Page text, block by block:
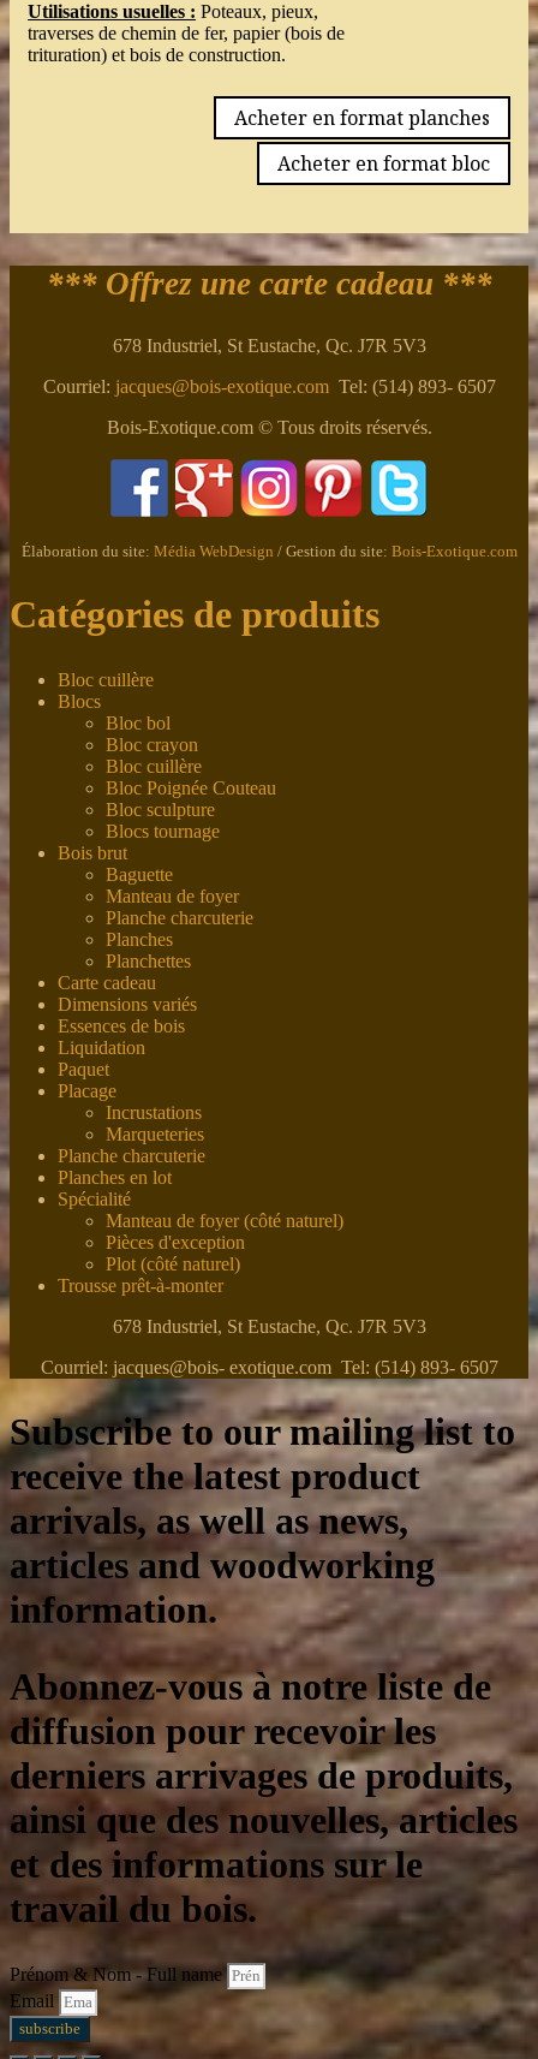
Utilisations usuelles : Poteaux, pieux,
traverses de chemin de fer, papier (bois de
trituration) et bois de construction.
Acheter en format planches
Acheter en format bloc
*** Offrez une carte cadeau ***
678 Industriel, St Eustache, Qc. J7R 5V3
Courriel: jacques@bois-exotique.comTel: (514) 893- 6507
Bois-Exotique.com © Tous droits réservés.
Élaboration du site: Média WebDesign / Gestion du site: Bois-Exotique.com
Catégories de produits
Bloc cuillère
Blocs
Bloc bol
Bloc crayon
Bloc cuillère
Bloc Poignée Couteau
Bloc sculpture
Blocs tournage
Bois brut
Baguette
Manteau de foyer
Planche charcuterie
Planches
Planchettes
Carte cadeau
Dimensions variés
Essences de bois
Liquidation
Paquet
Placage
Incrustations
Marqueteries
Planche charcuterie
Planches en lot
Spécialité
Manteau de foyer (côté naturel)
Pièces d'exception
Plot (côté naturel)
Trousse prêt-à-monter
678 Industriel, St Eustache, Qc. J7R 5V3
Courriel: jacques@bois- exotique.com Tel: (514) 893- 6507
Subscribe to our mailing list to
receive the latest product
arrivals, as well as news,
articles and woodworking
information.
Abonnez-vous à notre liste de
diffusion pour recevoir les
derniers arrivages de produits,
ainsi que des nouvelles, articles
et des informations sur le
travail du bois.
Prénom & Nom - Full name
Email
subscribe